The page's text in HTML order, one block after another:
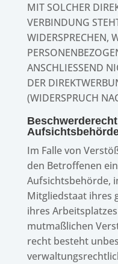
MIT SOLCHER
VERBINDUNG
WIDERSPRECHEN,
ANSCHLIESSEND
DER
(WIDERSPRUCH
Im Falle von
den Betrof­fe­nen
Aufsichts­be­hörde,
Mitglied­staat ihres
ihres
mutmaß­li­chen
recht besteht